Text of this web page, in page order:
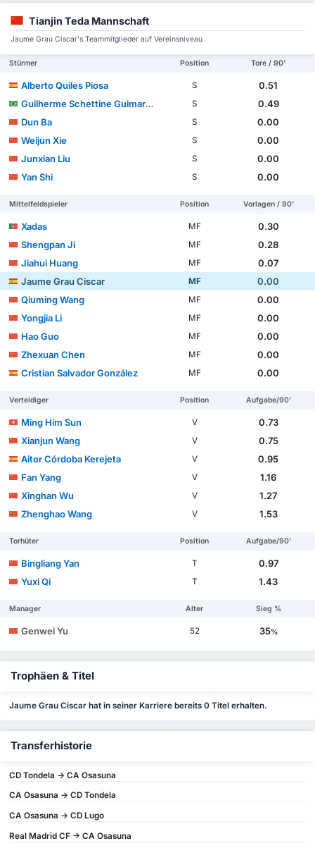
Tianjin Teda Mannschaft
Jaume Grau Ciscar's Teammitglieder auf Vereinsniveau
Stürmer Position Tore / 90'
Alberto Quiles Piosa S
0.51
Guilherme Schettine Guimarães
S
0.49
Dun Ba
S
0.00
Weijun Xie
S
0.00
Junxian Liu
S
0.00
Yan Shi
S 0.00
Mittelfeldspieler Position Vorlagen / 90'
Xadas MF
0.30
Shengpan Ji
MF
0.28
Jiahui Huang
MF
0.07
Jaume Grau Ciscar
MF
0.00
Qiuming Wang
MF
0.00
Yongjia Li
MF
0.00
Hao Guo
MF
0.00
Zhexuan Chen
MF
0.00
Cristian Salvador González
MF 0.00
Verteidiger Position Aufgabe/90'
Ming Him Sun V
0.73
Xianjun Wang
V
0.75
Aitor Córdoba Kerejeta
V
0.95
Fan Yang
V
1.16
Xinghan Wu
V
1.27
Zhenghao Wang
V 1.53
Torhüter Position Aufgabe/90'
Bingliang Yan T
0.97
Yuxi Qi
T 1.43
Manager Alter Sieg %
Genwei Yu 52 35%
Trophäen & Titel
Jaume Grau Ciscar hat in seiner Karriere bereits 0 Titel erhalten.
Transferhistorie
CD Tondela -> CA Osasuna
CA Osasuna -> CD Tondela
CA Osasuna -> CD Lugo
Real Madrid CF -> CA Osasuna